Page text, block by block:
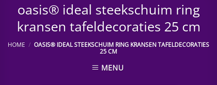
oasis® ideal steekschuim ring
kransen tafeldecoraties 25 cm
HOME / OASIS® IDEAL STEEKSCHUIM RING KRANSEN TAFELDECORATIES
25 CM
MENU